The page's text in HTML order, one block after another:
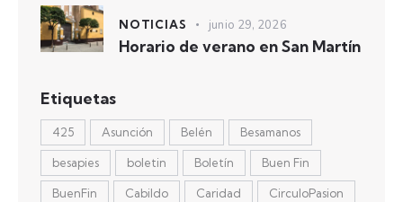
NOTICIAS junio 29, 2026
Horario de verano en San Martín
Etiquetas
425 Asunción Belén Besamanos
besapies boletin Boletín Buen Fin
BuenFin Cabildo Caridad CirculoPasion